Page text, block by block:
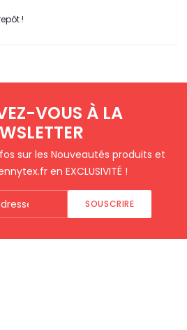
!
VOUS À LA
sur les Nouveautés produits et
en EXCLUSIVITÉ !
SOUSCRIRE